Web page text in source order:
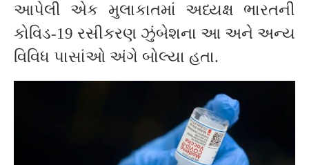
આપેલી એક મુલાકાતમાં અધ્યક્ષ ભારતની
કોવિડ-19 રસીકરણ ઝુંબેશના આ અને અન્ય
વિવિધ પાસાંઓ અંગે બોલ્યા હતા.